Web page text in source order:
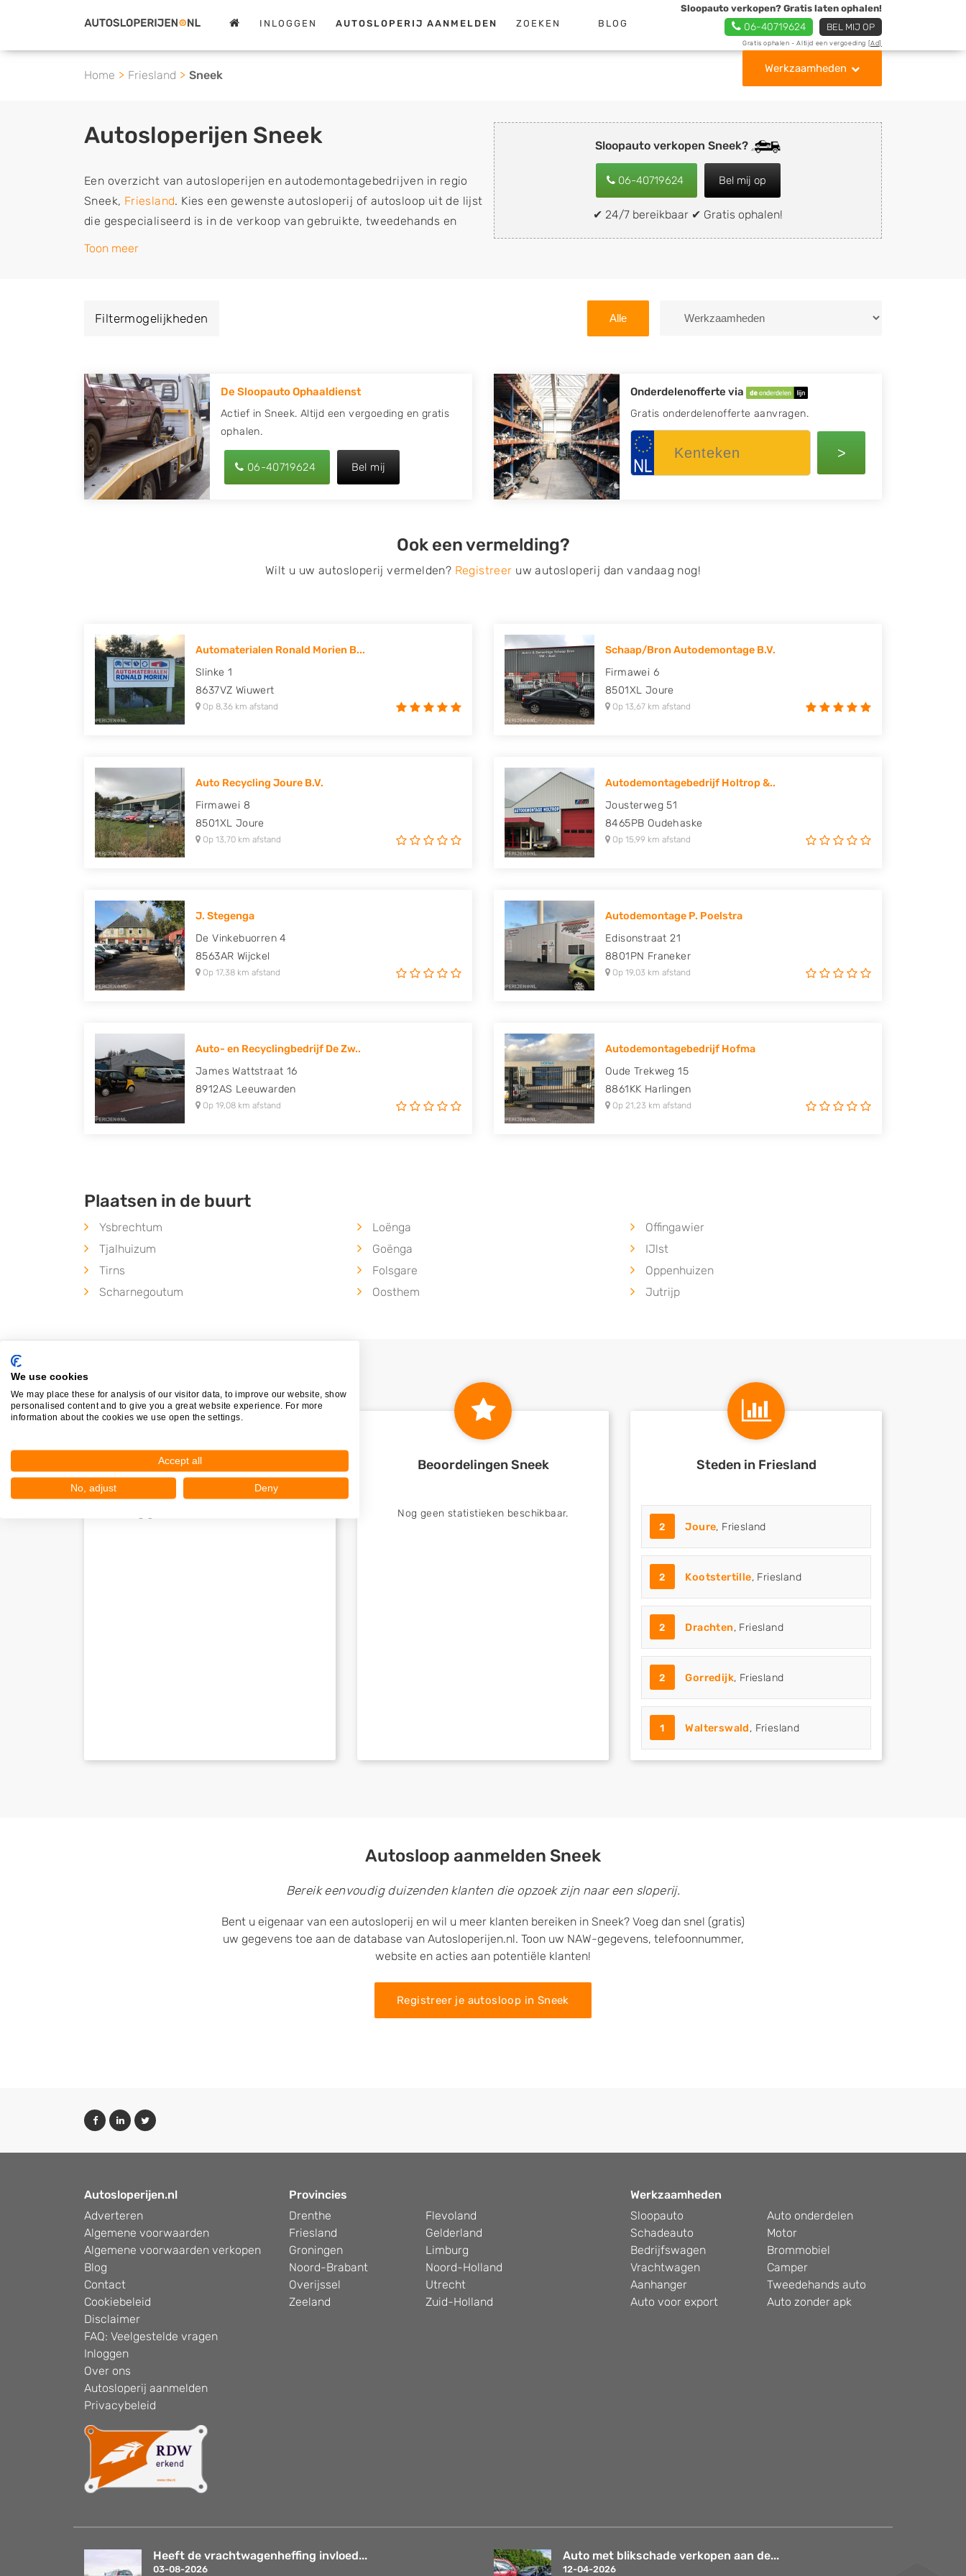
INLOGGEN AUTOSLOPERIJ AANMELDEN ZOEKEN BLOG
Sloopauto verkopen? Gratis laten ophalen!
06-40719624 BEL MIJ OP
Gratis ophalen - Altijd een vergoeding [Ad]
Werkzaamheden
Home Friesland Sneek
Sloopauto verkopen Sneek?
06-40719624 Bel mij op
✔ 24/7 bereikbaar ✔ Gratis ophalen!
Autosloperijen Sneek
Een overzicht van autosloperijen en autodemontagebedrijven in regio
Sneek, Friesland. Kies een gewenste autosloperij of autosloop uit de lijst
die gespecialiseerd is in de verkoop van gebruikte, tweedehands en
sloopauto onderdelen of in de inkoop van sloopauto's, schadeauto's en
of deze liever laten ophalen op een locatie naar keuze? Kies dan voor
Zoekt u liever naar een sloperij in een andere plaats of regio? U vindt
hier alle bedrijven inFriesland . U kunt ookzoekennaar een sloop met
behulp van uw postcode.
U kunt er ook voor kiezen om direct uw sloopauto te verkopen en op te
laten halen door de Sloopauto Ophaaldienst van Autosloperijen.nl. Wij
onderdelen offerte aanvragen? Dat kan via de Onderdelenlijn! Vul uw
kenteken in en druk op verzenden.
Honda, Hyundai, Kia, Mazda, Mercedes Benz, Mitsubishi, Nissan, Opel,
Peugeot, Porsche, Renault, Seat, Skoda, Suzuki, Tesla, Toyota,
Volkswagen en Volvo.
Toon meer
Filtermogelijkheden Alle
De Sloopauto Ophaaldienst
Actief in Sneek. Altijd een vergoeding en gratis
ophalen.
06-40719624 Bel mij
Onderdelenofferte via
Gratis onderdelenofferte aanvragen.
>
Ook een vermelding?
Wilt u uw autosloperij vermelden? Registreer uw autosloperij dan vandaag nog!
Automaterialen Ronald Morien B...
Slinke 1
8637VZ Wiuwert
Op 8,36 km afstand
Schaap/Bron Autodemontage B.V.
Firmawei 6
8501XL Joure
Op 13,67 km afstand
Auto Recycling Joure B.V.
Firmawei 8
8501XL Joure
Op 13,70 km afstand
Autodemontagebedrijf Holtrop &..
Jousterweg 51
8465PB Oudehaske
Op 15,99 km afstand
J. Stegenga
De Vinkebuorren 4
8563AR Wijckel
Op 17,38 km afstand
Autodemontage P. Poelstra
Edisonstraat 21
8801PN Franeker
Op 19,03 km afstand
Auto- en Recyclingbedrijf De Zw..
James Wattstraat 16
8912AS Leeuwarden
Op 19,08 km afstand
Autodemontagebedrijf Hofma
Oude Trekweg 15
8861KK Harlingen
Op 21,23 km afstand
Plaatsen in de buurt
Ysbrechtum Loënga
Offingawier
Tjalhuizum
Goënga
IJlst
Tirns
Folsgare
Oppenhuizen
Scharnegoutum
Oosthem Jutrijp
Nieuw in Sneek Beoordelingen Sneek
Nog geen statistieken beschikbaar.
Steden in Friesland
2 Joure, Friesland
2 Kootstertille, Friesland
2 Drachten, Friesland
2 Gorredijk, Friesland
1 Walterswald, Friesland
Autosloop aanmelden Sneek
Bereik eenvoudig duizenden klanten die opzoek zijn naar een sloperij.
Bent u eigenaar van een autosloperij en wil u meer klanten bereiken in Sneek? Voeg dan snel (gratis)
uw gegevens toe aan de database van Autosloperijen.nl. Toon uw NAW-gegevens, telefoonnummer,
website en acties aan potentiële klanten!
Registreer je autosloop in Sneek
Autosloperijen.nl
Adverteren
Algemene voorwaarden
Algemene voorwaarden verkopen
Blog
Contact
Cookiebeleid
Disclaimer
FAQ: Veelgestelde vragen
Inloggen
Over ons
Autosloperij aanmelden
Privacybeleid
Provincies
Drenthe
Flevoland
Friesland
Gelderland
Groningen
Limburg
Noord-Brabant
Noord-Holland
Overijssel
Utrecht
Zeeland
Zuid-Holland
Werkzaamheden
Sloopauto
Auto onderdelen
Schadeauto
Motor
Bedrijfswagen
Brommobiel
Vrachtwagen
Camper
Aanhanger
Tweedehands auto
Auto voor export
Auto zonder apk
Heeft de vrachtwagenheffing invloed...
03-08-2026
Auto met blikschade verkopen aan de...
12-04-2026
We use cookies
We may place these for analysis of our visitor data, to improve our website, show
personalised content and to give you a great website experience. For more
information about the cookies we use open the settings.
Accept all
No, adjust Deny